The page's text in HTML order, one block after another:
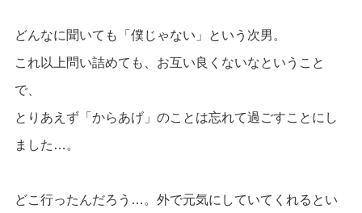
どんなに聞いても「僕じゃない」という次男。
これ以上問い詰めても、お互い良くないなということ
で、
とりあえず「からあげ」のことは忘れて過ごすことにし
ました…。
どこ行ったんだろう…。外で元気にしていてくれるとい